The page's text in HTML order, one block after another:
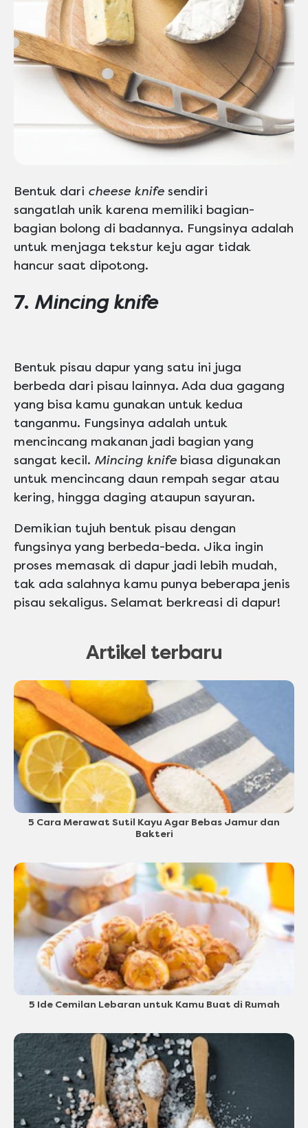
Bentuk dari cheese knife sendiri
sangatlah unik karena memiliki bagian-
bagian bolong di badannya. Fungsinya adalah
untuk menjaga tekstur keju agar tidak
hancur saat dipotong.
7. Mincing knife
Bentuk pisau dapur yang satu ini juga
berbeda dari pisau lainnya. Ada dua gagang
yang bisa kamu gunakan untuk kedua
tanganmu. Fungsinya adalah untuk
mencincang makanan jadi bagian yang
sangat kecil. Mincing knife biasa digunakan
untuk mencincang daun rempah segar atau
kering, hingga daging ataupun sayuran.
Demikian tujuh bentuk pisau dengan
fungsinya yang berbeda-beda. Jika ingin
proses memasak di dapur jadi lebih mudah,
tak ada salahnya kamu punya beberapa jenis
pisau sekaligus. Selamat berkreasi di dapur!
Artikel terbaru
5 Cara Merawat Sutil Kayu Agar Bebas Jamur dan
Bakteri
5 Ide Cemilan Lebaran untuk Kamu Buat di Rumah